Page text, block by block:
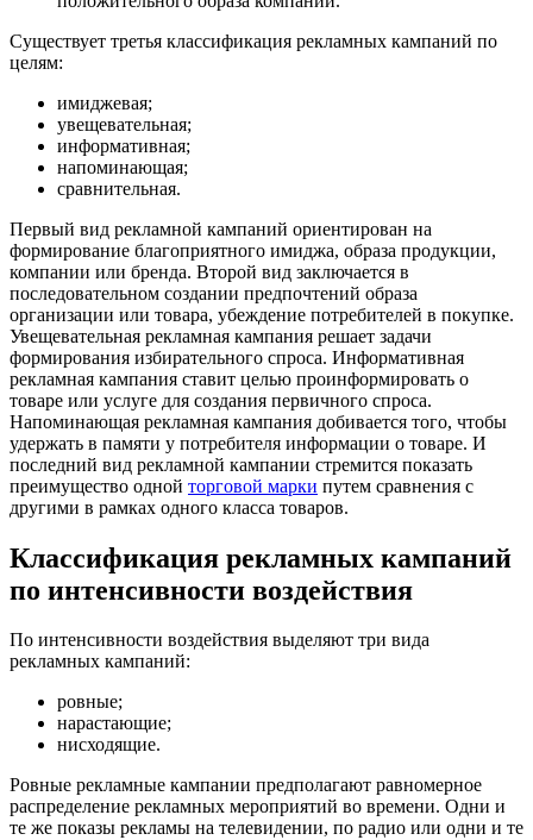
Существует третья классификация рекламных кампаний по
целям:
имиджевая;
увещевательная;
информативная;
напоминающая;
сравнительная.
Первый вид рекламной кампаний ориентирован на
формирование благоприятного имиджа, образа продукции,
компании или бренда. Второй вид заключается в
последовательном создании предпочтений образа
организации или товара, убеждение потребителей в покупке.
Увещевательная рекламная кампания решает задачи
формирования избирательного спроса. Информативная
рекламная кампания ставит целью проинформировать о
товаре или услуге для создания первичного спроса.
Напоминающая рекламная кампания добивается того, чтобы
удержать в памяти у потребителя информации о товаре. И
последний вид рекламной кампании стремится показать
преимущество одной торговой марки путем сравнения с
другими в рамках одного класса товаров.
Классификация рекламных кампаний
по интенсивности воздействия
По интенсивности воздействия выделяют три вида
рекламных кампаний:
ровные;
нарастающие;
нисходящие.
Ровные рекламные кампании предполагают равномерное
распределение рекламных мероприятий во времени. Одни и
те же показы рекламы на телевидении, по радио или одни и те